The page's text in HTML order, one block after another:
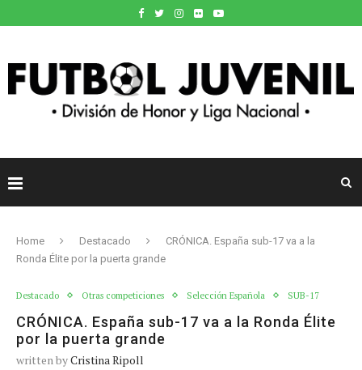
Home Destacado
CRÓNICA. España sub-17 va a la
Ronda Élite por la puerta grande
Destacado Otras competiciones Selección Española SUB-17
CRÓNICA. España sub-17 va a la Ronda Élite
por la puerta grande
written byCristina Ripoll